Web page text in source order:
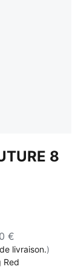
8
€
livraison.)
Red